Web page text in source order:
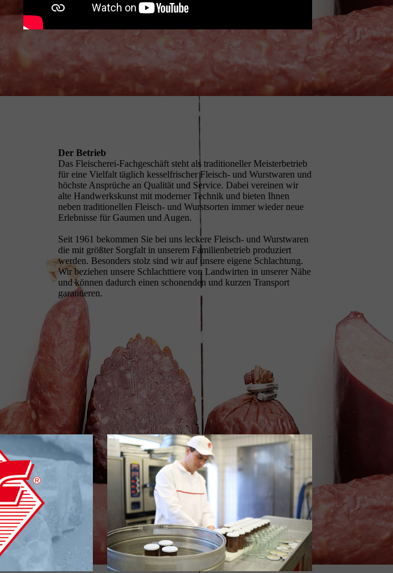
Der Betrieb
Das Fleischerei-Fachgeschäft steht als traditioneller Meisterbetrieb
für eine Vielfalt täglich kesselfrischer Fleisch- und Wurstwaren und
höchste Ansprüche an Qualität und Service. Dabei vereinen wir
alte Handwerkskunst mit moderner Technik und bieten Ihnen
neben traditionellen Fleisch- und Wurstsorten immer wieder neue
Erlebnisse für Gaumen und Augen.
Seit 1961 bekommen Sie bei uns leckere Fleisch- und Wurstwaren
die mit größter Sorgfalt in unserem Familienbetrieb produziert
werden. Besonders stolz sind wir auf unsere eigene Schlachtung.
Wir beziehen unsere Schlachttiere von Landwirten in unserer Nähe
und können dadurch einen schonenden und kurzen Transport
garantieren.